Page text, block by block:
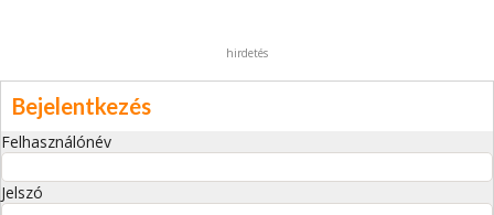
hirdetés
Bejelentkezés
Felhasználónév
Jelszó